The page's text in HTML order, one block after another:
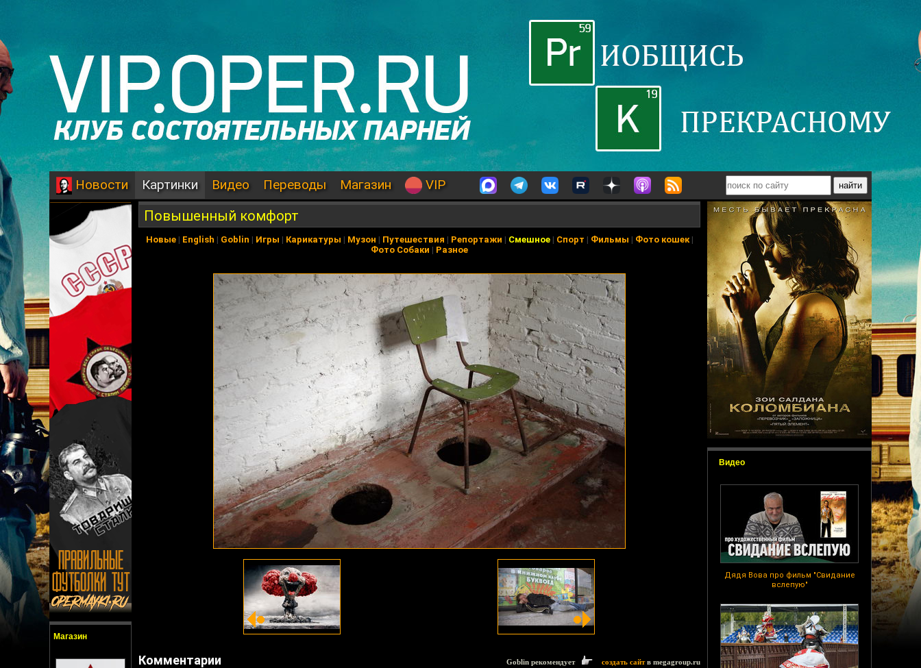
Новости Картинки Видео Переводы Магазин VIP
Магазин
Видео
Дядя Вова про фильм "Свидание
вслепую"
Повышенный комфорт
Новые| English | Goblin | Игры | Карикатуры | Музон | Путешествия | Репортажи | Смешное| Спорт | Фильмы | Фото кошек|
Фото Собаки | Разное
Комментарии Goblin рекомендует создать сайтв megagroup.ru